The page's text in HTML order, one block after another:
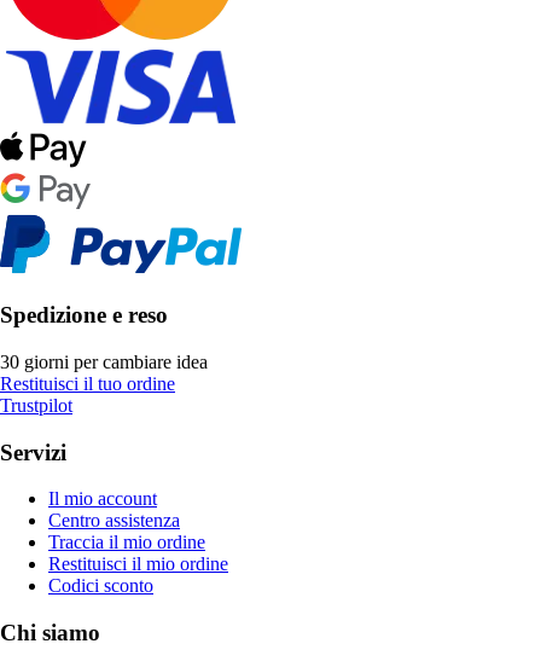
Spedizione e reso
30 giorni per cambiare idea
Restituisci il tuo ordine
Trustpilot
Servizi
Il mio account
Centro assistenza
Traccia il mio ordine
Restituisci il mio ordine
Codici sconto
Chi siamo